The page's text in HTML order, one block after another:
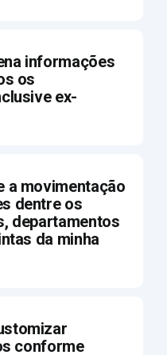
informações
os
ex-
a movimentação
dentre os
departamentos
da minha
conforme